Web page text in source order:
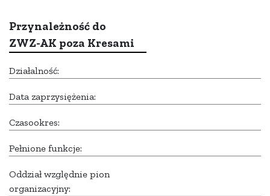
Przynależność do
ZWZ-AK poza Kresami
Działalność:
Data zaprzysiężenia:
Czasookres:
Pełnione funkcje:
Oddział względnie pion
organizacyjny: